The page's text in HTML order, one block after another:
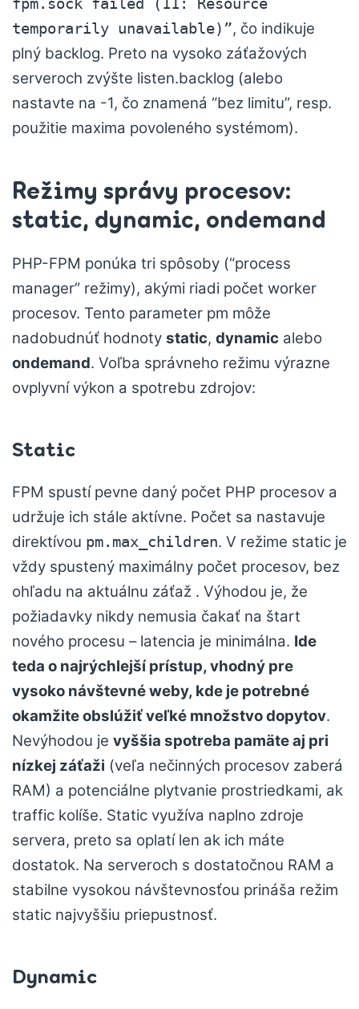
fpm.sock failed (11: Resource
temporarily unavailable)”, čo indikuje
plný backlog. Preto na vysoko záťažových
serveroch zvýšte listen.backlog (alebo
nastavte na -1, čo znamená “bez limitu”, resp.
použitie maxima povoleného systémom).
Režimy správy procesov:
static, dynamic, ondemand
PHP-FPM ponúka tri spôsoby (“process
manager” režimy), akými riadi počet worker
procesov. Tento parameter pm môže
nadobudnúť hodnoty static, dynamic alebo
ondemand. Voľba správneho režimu výrazne
ovplyvní výkon a spotrebu zdrojov:
Static
FPM spustí pevne daný počet PHP procesov a
udržuje ich stále aktívne. Počet sa nastavuje
direktívou pm.max_children. V režime static je
vždy spustený maximálny počet procesov, bez
ohľadu na aktuálnu záťaž . Výhodou je, že
požiadavky nikdy nemusia čakať na štart
nového procesu – latencia je minimálna. Ide
teda o najrýchlejší prístup, vhodný pre
vysoko návštevné weby, kde je potrebné
okamžite obslúžiť veľké množstvo dopytov.
Nevýhodou je vyššia spotreba pamäte aj pri
nízkej záťaži (veľa nečinných procesov zaberá
RAM) a potenciálne plytvanie prostriedkami, ak
traffic kolíše. Static využíva naplno zdroje
servera, preto sa oplatí len ak ich máte
dostatok. Na serveroch s dostatočnou RAM a
stabilne vysokou návštevnosťou prináša režim
static najvyššiu priepustnosť.
Dynamic